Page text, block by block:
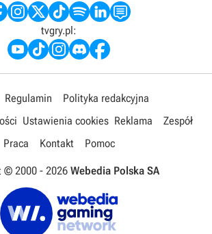
tvgry.pl:
Regulamin
Polityka redakcyjna
Ustawienia cookies Reklama
Zespół
Praca
Kontakt Pomoc
© 2000 - 2026 Webedia Polska SA